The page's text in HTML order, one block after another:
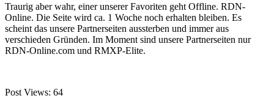
Traurig aber wahr, einer unserer Favoriten geht Offline. RDN-
Online. Die Seite wird ca. 1 Woche noch erhalten bleiben. Es
scheint das unsere Partnerseiten aussterben und immer aus
verschieden Gründen. Im Moment sind unsere Partnerseiten nur
RDN-Online.com und RMXP-Elite.
Post Views: 64